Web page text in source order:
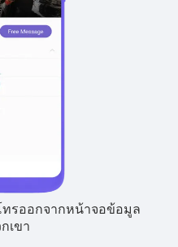
ทรออกจากหน้าจอข้อมูล
เขา